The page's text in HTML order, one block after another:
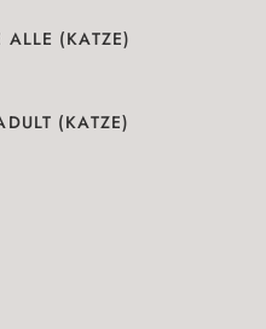
ALLE (KATZE)
(KATZE)